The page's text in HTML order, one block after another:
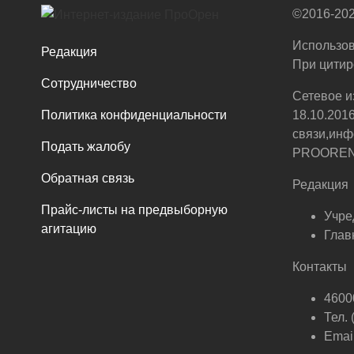
Редакция
Сотрудничество
Политика конфиденциальности
Подать жалобу
Обратная связь
Прайс-листы на предвыборную
агитацию
©2016-
При
Сетевое
Редакция
Контакты
Тел.